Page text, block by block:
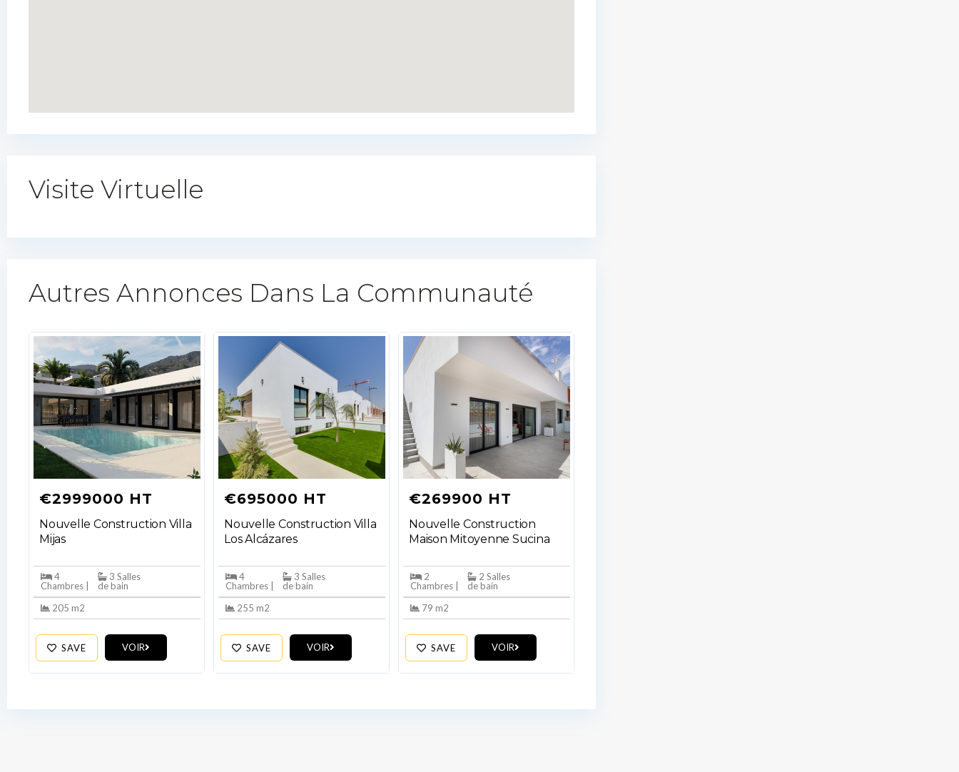
Visite Virtuelle
Autres Annonces Dans La Communauté​
€2999000 HT
Nouvelle Construction Villa
Mijas
4
Chambres |
3 Salles
de bain
205 m2
SAVE VOIR
€695000 HT
Nouvelle Construction Villa
Los Alcázares
4
Chambres |
3 Salles
de bain
255 m2
SAVE VOIR
€269900 HT
Nouvelle Construction
Maison Mitoyenne Sucina
2
Chambres |
2 Salles
de bain
79 m2
SAVE VOIR